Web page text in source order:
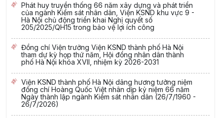
Phát huy truyền thống 66 năm xây dựng và phát triển
của ngành Kiểm sát nhân dân, Viện KSND khu vực 9 -
Hà Nội chủ động triển khai Nghị quyết số
205/2025/QH15 trong bảo vệ lợi ích công
Đồng chí Viện trưởng Viện KSND thành phố Hà Nội
tham dự kỳ họp thứ năm, Hội đồng nhân dân thành
phố Hà Nội khóa XVII, nhiệm kỳ 2026-2031
Viện KSND thành phố Hà Nội dâng hương tưởng niệm
đồng chí Hoàng Quốc Việt nhân dịp kỷ niệm 66 năm
Ngày thành lập ngành Kiểm sát nhân dân (26/7/1960 -
26/7/2026)